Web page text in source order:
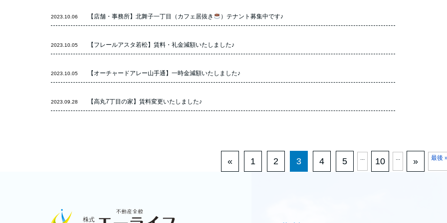
2023.10.06 【店舗・事務所】北舞子一丁目（カフェ居抜き ）テナント募集中です♪
2023.10.05 【フレールアスタ若松】賃料・礼金減額いたしました♪
2023.10.05 【オーチャードアレー山手通】一時金減額いたしました♪
2023.09.28 【高丸7丁目の家】賃料変更いたしました♪
« 1 2 3 4 5 ... 10 ... » 最後